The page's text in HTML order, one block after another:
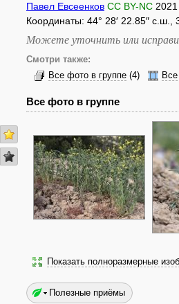
Павел Евсеенков CC BY-NC 2021
Координаты: 44° 28′ 22.85″ с.ш.,
Можете уточнить или
Смотри также:
Все фото в группе (4)
Все фото в группе
Показать полноразмерные
Полезные приёмы